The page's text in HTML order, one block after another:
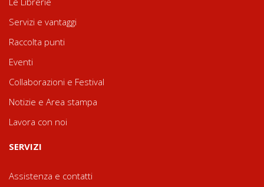
Servizi e vantaggi
Raccolta punti
Eventi
Collaborazioni e Festival
Notizie e Area stampa
Lavora con noi
SERVIZI
Assistenza e contatti